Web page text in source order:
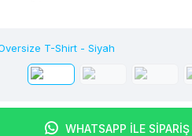
WHATSAPP İLE SİPARİŞ